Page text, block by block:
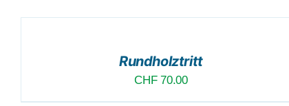
ZUSAMMENSTELLUNG
DETAILS
Rundholztritt
CHF 70.00